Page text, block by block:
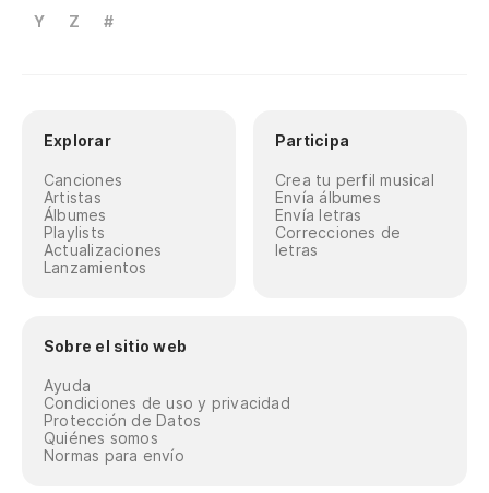
Y
Z #
Explorar
Canciones
Artistas
Álbumes
Playlists
Actualizaciones
Lanzamientos
Participa
Crea tu perfil musical
Envía álbumes
Envía letras
Correcciones de
letras
Sobre el sitio web
Ayuda
Condiciones de uso y privacidad
Protección de Datos
Quiénes somos
Normas para envío